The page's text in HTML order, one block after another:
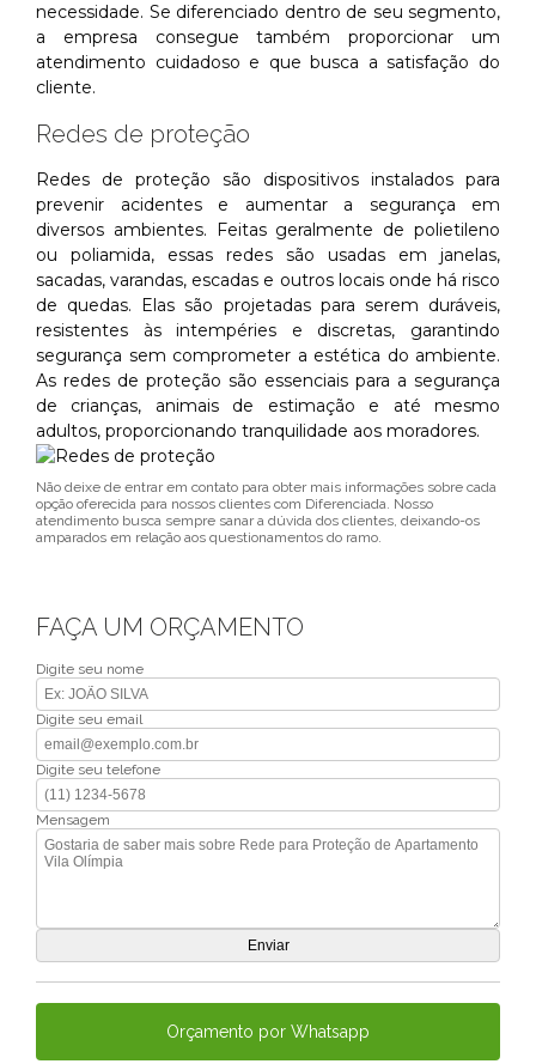
necessidade. Se diferenciado dentro de seu segmento,
a empresa consegue também proporcionar um
atendimento cuidadoso e que busca a satisfação do
cliente.
Redes de proteção
Redes de proteção são dispositivos instalados para
prevenir acidentes e aumentar a segurança em
diversos ambientes. Feitas geralmente de polietileno
ou poliamida, essas redes são usadas em janelas,
sacadas, varandas, escadas e outros locais onde há risco
de quedas. Elas são projetadas para serem duráveis,
resistentes às intempéries e discretas, garantindo
segurança sem comprometer a estética do ambiente.
As redes de proteção são essenciais para a segurança
de crianças, animais de estimação e até mesmo
adultos, proporcionando tranquilidade aos moradores.
Não deixe de entrar em contato para obter mais informações sobre cada
opção oferecida para nossos clientes com Diferenciada. Nosso
atendimento busca sempre sanar a dúvida dos clientes, deixando-os
amparados em relação aos questionamentos do ramo.
FAÇA UM ORÇAMENTO
Digite seu nome
Digite seu email
Digite seu telefone
Mensagem
Orçamento por Whatsapp